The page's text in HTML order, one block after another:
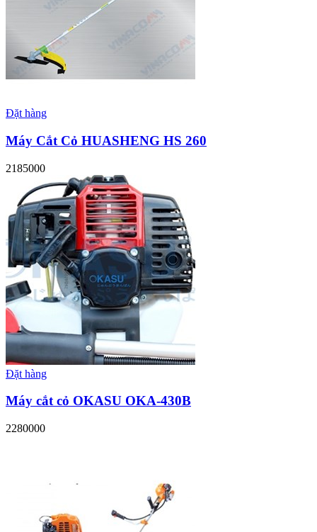
Đặt hàng
Máy Cắt Cỏ HUASHENG HS 260
2185000
Đặt hàng
Máy cắt cỏ OKASU OKA-430B
2280000